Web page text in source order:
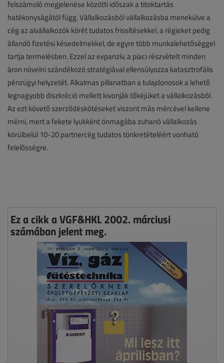
felszámoló megjelenése közötti időszak a titoktartás
hatékonyságától függ. Vállalkozásból vállalkozásba menekülve a
cég az alvállalkozók körét tudatos frissítésekkel, a régieket pedig
állandó fizetési késedelmekkel, de egyre több munkalehetőséggel
tartja termelésben. Ezzel az expanzív, a piaci részvételt minden
áron növelni szándékozó stratégiával ellensúlyozza katasztrofális
pénzügyi helyzetét. Alkalmas pillanatban a tulajdonosok a lehető
legnagyobb diszkréció mellett kivonják tőkéjüket a vállalkozásból.
Az ezt követő szerződéskötéseket viszont más mércével kellene
mérni, mert a fekete lyukként önmagába zuhanó vállalkozás
körülbelül 10-20 partnercég tudatos tönkretételéért vonható
felelősségre.
Ez a cikk a VGF&HKL 2002. márciusi
számában jelent meg.